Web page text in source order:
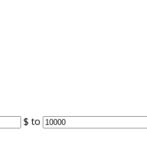
$ to